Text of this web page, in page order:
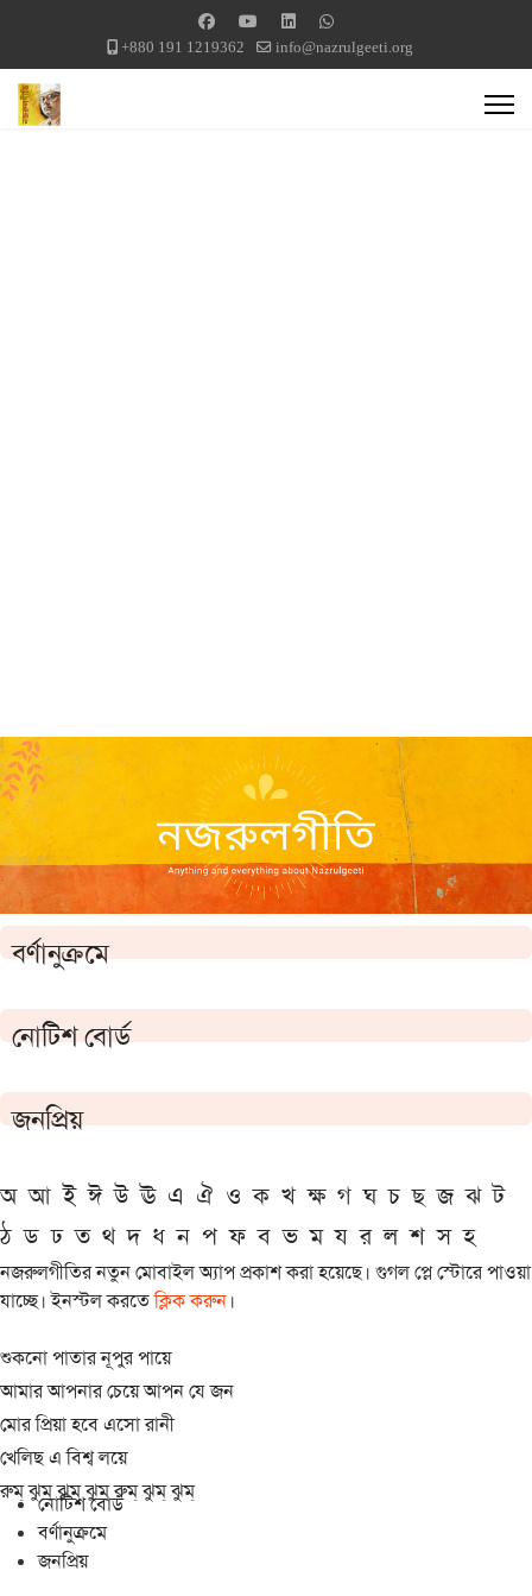
+880 191 1219362 info@nazrulgeeti.org
বর্ণানুক্রমে
নোটিশ বোর্ড
জনপ্রিয়
অ আ ই ঈ উ ঊ এ ঐ ও ক খ ক্ষ গ ঘ চ ছ জ ঝ ট
ঠ ড ঢ ত থ দ ধ ন প ফ ব ভ ম য র ল শ স হ
নজরুলগীতির নতুন মোবাইল অ্যাপ প্রকাশ করা হয়েছে। গুগল প্লে স্টোরে পাওয়া
যাচ্ছে। ইনস্টল করতেক্লিক করুন।
শুকনো পাতার নূপুর পায়ে
আমার আপনার চেয়ে আপন যে জন
মোর প্রিয়া হবে এসো রানী
খেলিছ এ বিশ্ব লয়ে
রুম্ ঝুম্ ঝুম্ ঝুম্ রুম্ ঝুম্ ঝুম্
নোটিশ বোর্ড
বর্ণানুক্রমে
জনপ্রিয়